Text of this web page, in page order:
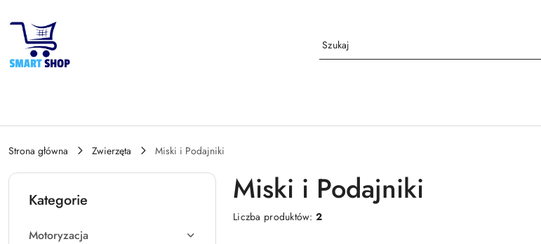
Strona główna Zwierzęta Miski i Podajniki
Kategorie
Motoryzacja
Miski i Podajniki
Liczba produktów:2